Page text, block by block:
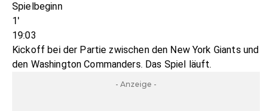
Spielbeginn
1'
19:03
Kickoff bei der Partie zwischen den New York Giants und
den Washington Commanders. Das Spiel läuft.
- Anzeige -